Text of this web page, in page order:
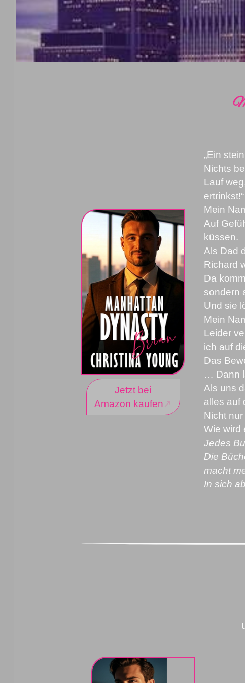
Jetzt bei
Amazon kaufen
„Ein
Nichts
Lauf
ertrinkst!“
Mein
Auf
küssen.
Als Dad
Richard
Da
sondern
Und sie
Mein
Leider
ich auf
Das
… Dann
Als uns
alles auf
Nicht
Wie wird
Jedes
Die
macht
In sich